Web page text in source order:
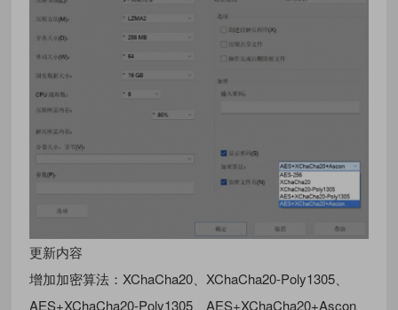
更新内容
增加加密算法：XChaCha20、XChaCha20-Poly1305、
AES+XChaCha20-Poly1305、AES+XChaCha20+Ascon